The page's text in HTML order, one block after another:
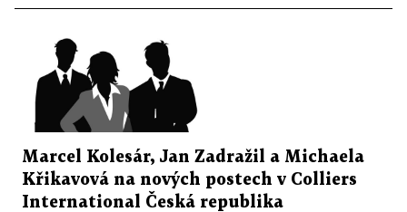
Marcel Kolesár, Jan Zadražil a Michaela
Křikavová na nových postech v Colliers
International Česká republika